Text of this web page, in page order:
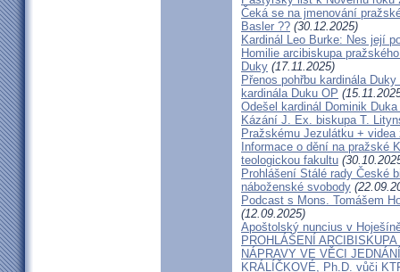
Čeká se na jmenování
Basler ?? (30.12.2025)
Kardinál Leo Burke: Nes její
Homilie arcibiskupa
Duky (17.11.2025)
Přenos pohřbu kardinála
kardinála Duku OP
Odešel kardinál Dominik
Kázání J. Ex. biskupa T.
Pražskému Jezulátku + videa
Informace o dění na pražské
teologickou fakultu
Prohlášení Stálé rady České
náboženské svobody
Podcast s Mons. Tomášem
(12.09.2025)
Apoštolský nuncius v
PROHLÁŠENÍ
NÁPRAVY VE VĚCI
KRÁLÍČKOVÉ, Ph.D. vůči